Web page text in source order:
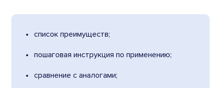
список преимуществ;
пошаговая инструкция по применению;
сравнение с аналогами;